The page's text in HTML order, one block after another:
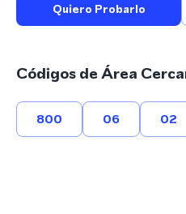
Quiero Probarlo
Códigos de Área
800 06 02